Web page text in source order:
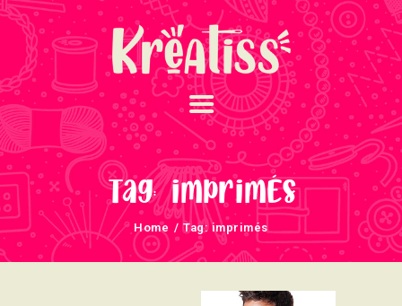
Tag: imprimés
Home Tag: imprimés
ACCUEIL
NOS UNIVERS
ARRIVAGES
ATELIERS ET
ÉVÈNEMENTS
INFOS ÉVÈNEMENTS